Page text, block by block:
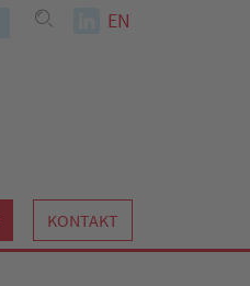
EN
KONTAKT